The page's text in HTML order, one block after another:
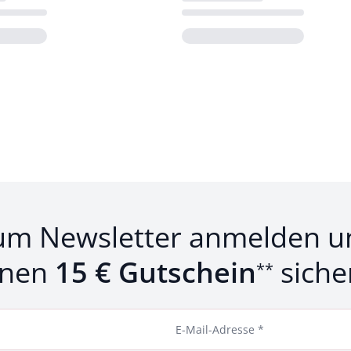
Newsletter anmelden
15 € Gutschein**
E-Mail-Adresse *